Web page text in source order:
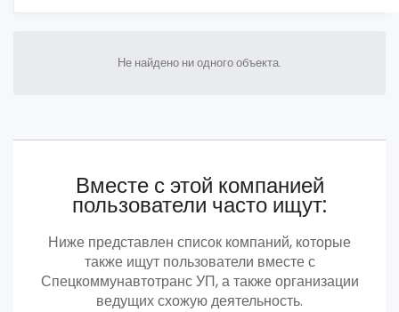
Не найдено ни одного объекта.
Вместе с этой компанией
пользователи часто ищут:
Ниже представлен список компаний, которые
также ищут пользователи вместе с
Спецкоммунавтотранс УП, а также организации
ведущих схожую деятельность.